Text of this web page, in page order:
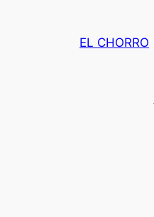
EL CHORRO